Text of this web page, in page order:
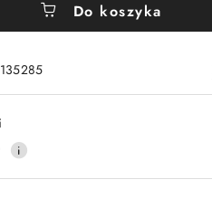
Do koszyka